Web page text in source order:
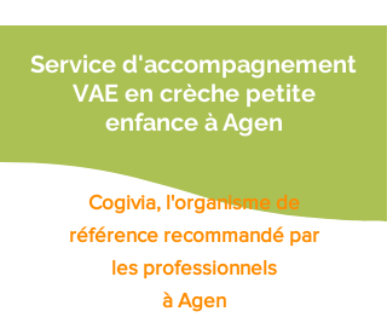
Service d'accompagnement
VAE en crèche petite
enfance à Agen
Cogivia, l'organisme de
référence recommandé par
les professionnels
à Agen